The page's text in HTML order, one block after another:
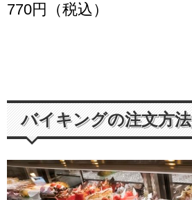
770円（税込）
バイキングの注文方法